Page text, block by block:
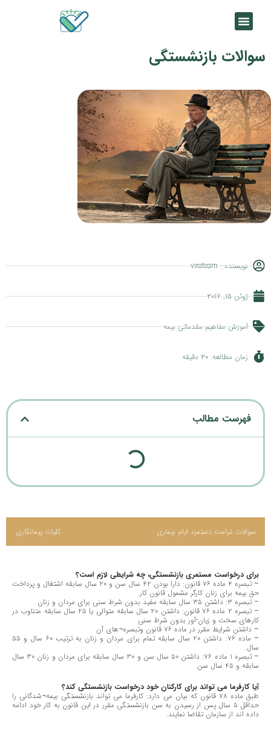
سوالات بازنشستگی
نویسنده :virateam
ژوئن 15, 2017
آموزش مفاهیم مقدماتی بیمه
زمان مطالعه: 20 دقیقه
فهرست مطالب
سوالات غرامت دستمزد ایام بیماری کلیات پیمانکاری
برای درخواست مستمری بازنشستگی، چه شرایطی لازم است؟
– تبصره ٤ ماده ٧٦ قانون: دارا بودن ٤٢ سال سن و ٢٠ سال سابقه اشتغال و پرداخت
حق بیمه برای زنان کارگر مشمول قانون کار.
– تبصره ٣: داشتن ٣٥ سال سابقه مفید بدون شرط سنی برای مردان و زنان
– تبصره ٢ ماده ٧٦ قانون: داشتن ٢٠ سال سابقه متوالی یا ٢٥ سال سابقه متناوب در
کارهای سخت و زیان-آور بدون شرط سنی
– داشتن شرایط مقرر در ماده ٧٦ قانون وتبصره¬های آن
– ماده ٧٦: داشتن ٢٠ سال سابقه تمام برای مردان و زنان به ترتیب ٦٠ سال و ٥٥
سال.
– تبصره ١ ماده ٧٦: داشتن ٥٠ سال سن و ٣٠ سال سابقه برای مردان و زنان ٣٠ سال
سابقه و ٤٥ سال سن.
آیا کارفرما می تواند برای کارکنان خود درخواست بازنشستگی کند؟
طبق ماده ٧٨ قانون که بیان می دارد: کارفرما می تواند بازنشستگی بیمه¬شدگانی را
حداقل ٥ سال پس از رسیدن به سن بازنشستگی مقرر در این قانون به کار خود ادامه
داده اند از سازمان تقاضا نمایند.